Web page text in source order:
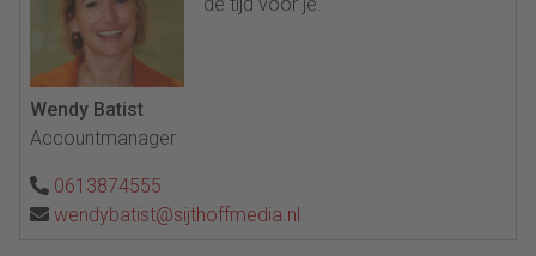
Wendy Batist
Accountmanager
0613874555
wendybatist@sijthoffmedia.nl